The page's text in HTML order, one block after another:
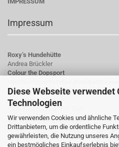
Diese Webseite verwendet
Technologien
Wir verwenden Cookies und ähnliche
Drittanbietern, um die ordentliche
gewährleisten, die Nutzung unseres
ein bestmögliches Einkaufserlebnis
Impressum
Roxy‘s Hundehütte
Andrea Brückler
Colour the Dopsport
Hauptstraße 23
8380 Neumarkt an der Raab
Österreich
UID-Nummer: ATU78784923